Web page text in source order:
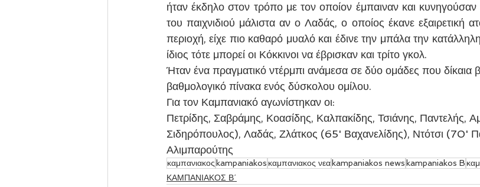
ήταν έκδηλο στον τρόπο με τον οποίον έμπαιναν και κυνηγούσαν
του παιχνιδιού μάλιστα αν ο Λαδάς, ο οποίος έκανε εξαιρετική
περιοχή, είχε πιο καθαρό μυαλό και έδινε την μπάλα την
ίδιος τότε μπορεί οι Κόκκινοι να έβρισκαν και τρίτο γκολ.
Ήταν ένα πραγματικό ντέρμπι ανάμεσα σε δύο ομάδες που δίκαια
βαθμολογικό πίνακα ενός δύσκολου ομίλου.
Για τον Καμπανιακό αγωνίστηκαν οι:
Πετρίδης, Σαβράμης, Κοασίδης, Καλπακίδης, Τσιάνης, Παντελής,
Σιδηρόπουλος), Λαδάς, Ζλάτκος (65' Βαχανελίδης), Ντότσι (70'
Αλιμπαρούτης
καμπανιακος kampaniakos καμπανιακος νεα kampaniakos news kampaniakos B
ΚΑΜΠΑΝΙΑΚΟΣ Β΄